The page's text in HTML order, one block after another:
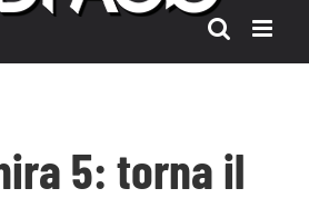
5: torna il